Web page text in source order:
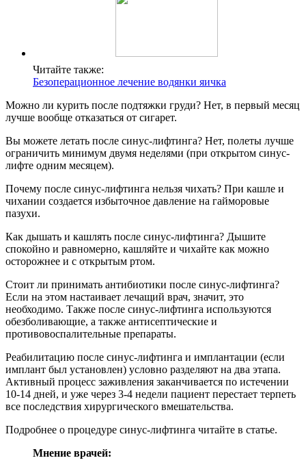
Читайте также:
Безоперационное лечение водянки яичка
Можно ли курить после подтяжки груди? Нет, в первый месяц
лучше вообще отказаться от сигарет.
Вы можете летать после синус-лифтинга? Нет, полеты лучше
ограничить минимум двумя неделями (при открытом синус-
лифте одним месяцем).
Почему после синус-лифтинга нельзя чихать? При кашле и
чихании создается избыточное давление на гайморовые
пазухи.
Как дышать и кашлять после синус-лифтинга? Дышите
спокойно и равномерно, кашляйте и чихайте как можно
осторожнее и с открытым ртом.
Стоит ли принимать антибиотики после синус-лифтинга?
Если на этом настаивает лечащий врач, значит, это
необходимо. Также после синус-лифтинга используются
обезболивающие, а также антисептические и
противовоспалительные препараты.
Реабилитацию после синус-лифтинга и имплантации (если
имплант был установлен) условно разделяют на два этапа.
Активный процесс заживления заканчивается по истечении
10-14 дней, и уже через 3-4 недели пациент перестает терпеть
все последствия хирургического вмешательства.
Подробнее о процедуре синус-лифтинга читайте в статье.
Мнение врачей: